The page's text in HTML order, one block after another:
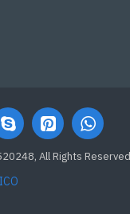
All Rights Reserved